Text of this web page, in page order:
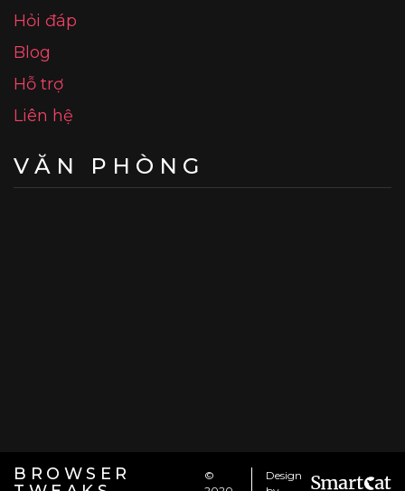
Hỏi đáp
Blog
Hỗ trợ
Liên hệ
VĂN PHÒNG
BROWSER
©
Design